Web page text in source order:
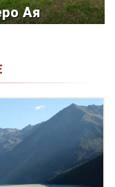
Ая